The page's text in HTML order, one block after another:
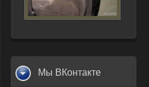
Мы ВКонтакте